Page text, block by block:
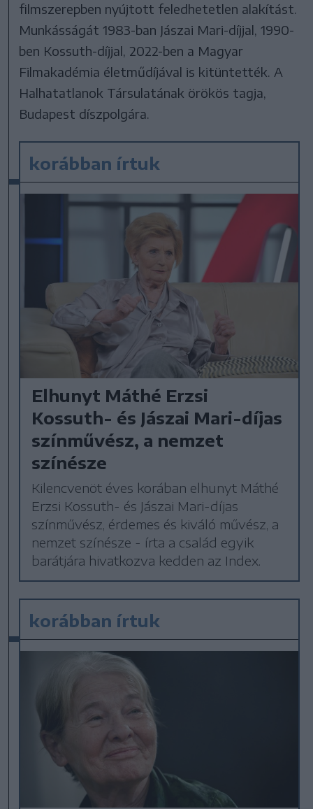
filmszerepben nyújtott feledhetetlen alakítást.
Munkásságát 1983-ban Jászai Mari-díjjal, 1990-
ben Kossuth-díjjal, 2022-ben a Magyar
Filmakadémia életműdíjával is kitüntették. A
Halhatatlanok Társulatának örökös tagja,
Budapest díszpolgára.
korábban írtuk
Elhunyt Máthé Erzsi
Kossuth- és Jászai Mari-díjas
színművész, a nemzet
színésze
Kilencvenöt éves korában elhunyt Máthé
Erzsi Kossuth- és Jászai Mari-díjas
színművész, érdemes és kiváló művész, a
nemzet színésze - írta a család egyik
barátjára hivatkozva kedden az Index.
korábban írtuk